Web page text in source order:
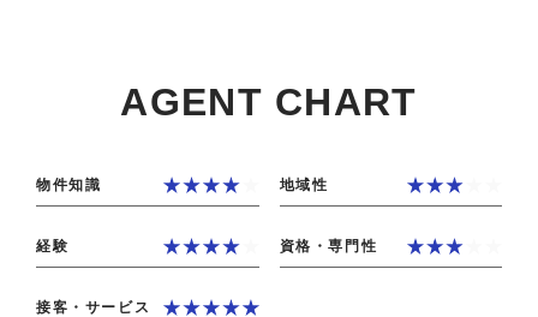
AGENT CHART
物件知識 地域性
経験 資格・専門性
接客・サービス